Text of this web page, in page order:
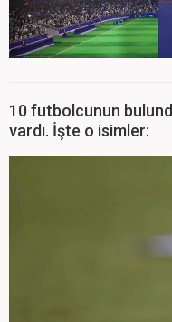
10 futbolcunun
vardı. İşte o isimler: